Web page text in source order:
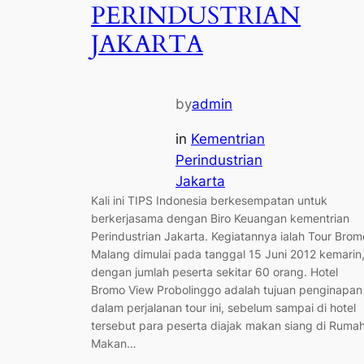
PERINDUSTRIAN
JAKARTA
byadmin
in Kementrian
Perindustrian
Jakarta
Kali ini TIPS Indonesia berkesempatan untuk
berkerjasama dengan Biro Keuangan kementrian
Perindustrian Jakarta. Kegiatannya ialah Tour
Malang dimulai pada tanggal 15 Juni 2012 kemarin,
dengan jumlah peserta sekitar 60 orang. Hotel
Bromo View Probolinggo adalah tujuan penginapan
dalam perjalanan tour ini, sebelum sampai di hotel
tersebut para peserta diajak makan siang di
Makan…